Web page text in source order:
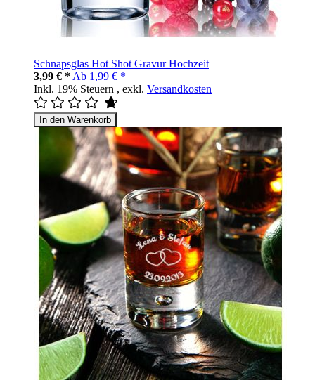
Schnapsglas Hot Shot Gravur Hochzeit
3,99 € * Ab 1,99 € *
Inkl. 19% Steuern , exkl. Versandkosten
In den Warenkorb